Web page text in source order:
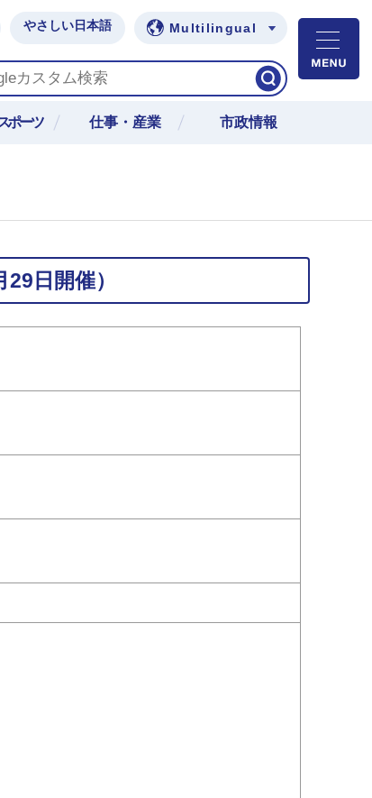
やさしい日本語 Multilingual
ポーツ 仕事・産業 市政情報
日開催）